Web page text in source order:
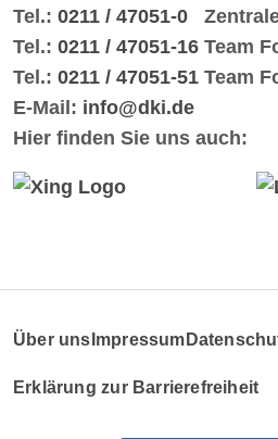
Tel.: 0211 / 47051-0
Tel.: 0211 / 47051-16 Team
Tel.: 0211 / 47051-51 Team
E-Mail: info@dki.de
Hier finden Sie uns auch:
Über uns Impressum
Erklärung zur Barrierefreiheit